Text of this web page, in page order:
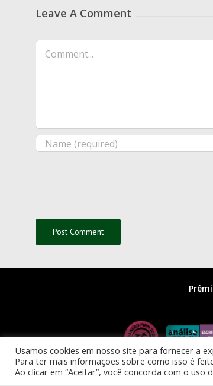
Leave A Comment
Comment
Usamos cookies em nosso site para fornecer a
Para ter mais informações sobre como isso é
Ao clicar em “Aceitar”, você concorda com o uso